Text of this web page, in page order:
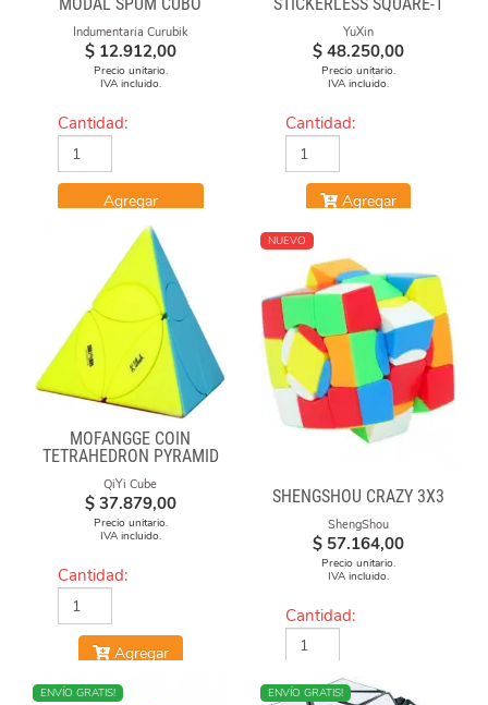
Indumentaria Curubik
$ 12.912,00
Precio unitario.
IVA incluido.
Cantidad:
Agregar
YuXin
$ 48.250,00
Precio unitario.
IVA incluido.
Cantidad:
Agregar
MOFANGGE COIN
TETRAHEDRON PYRAMID
STICKERLESS
QiYi Cube
$ 37.879,00
Precio unitario.
IVA incluido.
Cantidad:
Agregar
NUEVO
SHENGSHOU CRAZY 3X3
ShengShou
$ 57.164,00
Precio unitario.
IVA incluido.
Cantidad:
Agregar
NUEVO
ENVÍO GRATIS! NUEVO
ENVÍO GRATIS!